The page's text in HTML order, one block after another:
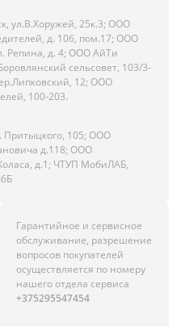
ул.В.Хоружей, 25к.3; ООО
д. 106, пом.17; ООО
Репина, д. 4; ООО АйТи
сельсовет, 103/3-
12; ООО
100-203.
105; ООО
д.118; ООО
д.1; ЧТУП МобиЛАБ,
Гарантийное и сервисное
обслуживание, разрешение
вопросов покупателей
осуществляется по номеру
нашего отдела сервиса
+375295547454